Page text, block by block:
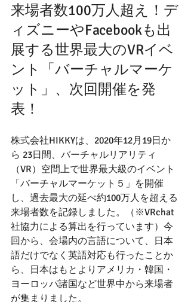
来場者数100万人超え！デ
ィズニーやFacebookも出
展する世界最大のVRイベ
ント「バーチャルマーケ
ット」、次回開催を発
表！
株式会社HIKKYは、2020年12月19日か
ら 23日間、バーチャルリアリティ
（VR）空間上で世界最大級のイベント
「バーチャルマーケット５」を開催
し、過去最大の延べ約100万人を超える
来場者数を記録しました。（※VRchat
社協力による算出を行っています）今
回から、会場内の言語について、日本
語だけでなく英語対応も行ったことか
ら、日本はもとよりアメリカ・韓国・
ヨーロッパ諸国など世界中から来場者
が集まりました。